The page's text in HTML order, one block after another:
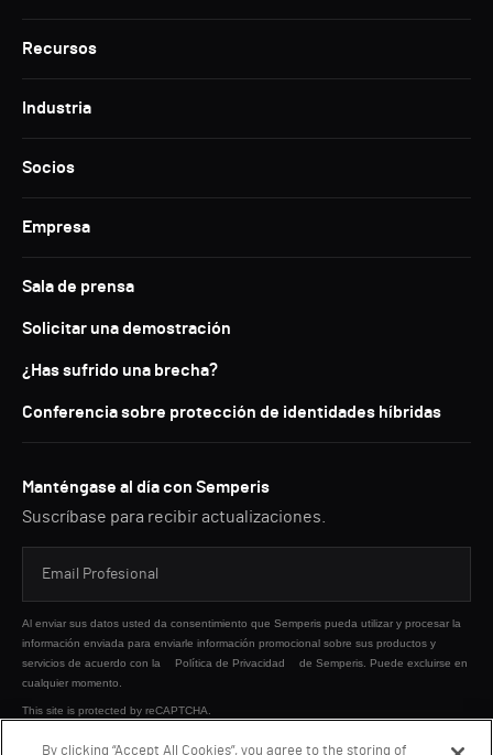
Recursos
Industria
Socios
Empresa
Sala de prensa
Solicitar una demostración
¿Has sufrido una brecha?
Conferencia sobre protección de identidades híbridas
Manténgase al día con Semperis
Suscríbase para recibir actualizaciones.
Al enviar sus datos usted da consentimiento que Semperis pueda utilizar y procesar la
información enviada para enviarle información promocional sobre sus productos y
servicios de acuerdo con la
Política de Privacidad
de Semperis. Puede excluirse en
cualquier momento.
This site is protected by reCAPTCHA.
By clicking “Accept All Cookies”, you agree to the storing of